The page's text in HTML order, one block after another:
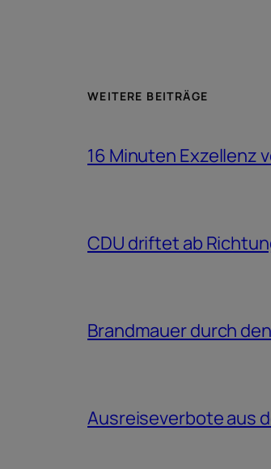
WEITERE BEITRÄGE
16 Minuten Exzellenz
CDU driftet ab
Brandmauer durch
Ausreiseverbote aus